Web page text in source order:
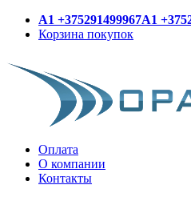
A1 +375291499967A1
Корзина покупок
Оплата
О компании
Контакты